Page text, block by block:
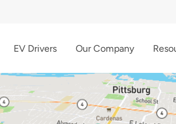
EV Drivers Our Company